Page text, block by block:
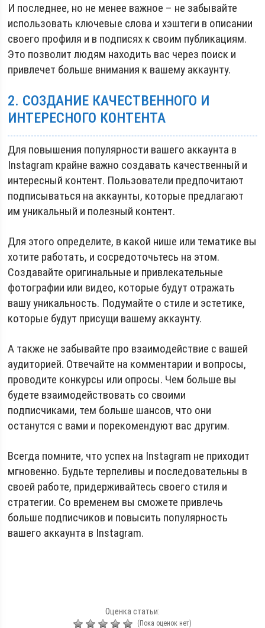
И последнее, но не менее важное – не забывайте
использовать ключевые слова и хэштеги в описании
своего профиля и в подписях к своим публикациям.
Это позволит людям находить вас через поиск и
привлечет больше внимания к вашему аккаунту.
2. СОЗДАНИЕ КАЧЕСТВЕННОГО И
ИНТЕРЕСНОГО КОНТЕНТА
Для повышения популярности вашего аккаунта в
Instagram крайне важно создавать качественный и
интересный контент. Пользователи предпочитают
подписываться на аккаунты, которые предлагают
им уникальный и полезный контент.
Для этого определите, в какой нише или тематике вы
хотите работать, и сосредоточьтесь на этом.
Создавайте оригинальные и привлекательные
фотографии или видео, которые будут отражать
вашу уникальность. Подумайте о стиле и эстетике,
которые будут присущи вашему аккаунту.
А также не забывайте про взаимодействие с вашей
аудиторией. Отвечайте на комментарии и вопросы,
проводите конкурсы или опросы. Чем больше вы
будете взаимодействовать со своими
подписчиками, тем больше шансов, что они
останутся с вами и порекомендуют вас другим.
Всегда помните, что успех на Instagram не приходит
мгновенно. Будьте терпеливы и последовательны в
своей работе, придерживайтесь своего стиля и
стратегии. Со временем вы сможете привлечь
больше подписчиков и повысить популярность
вашего аккаунта в Instagram.
Оценка статьи:
(Пока оценок нет)